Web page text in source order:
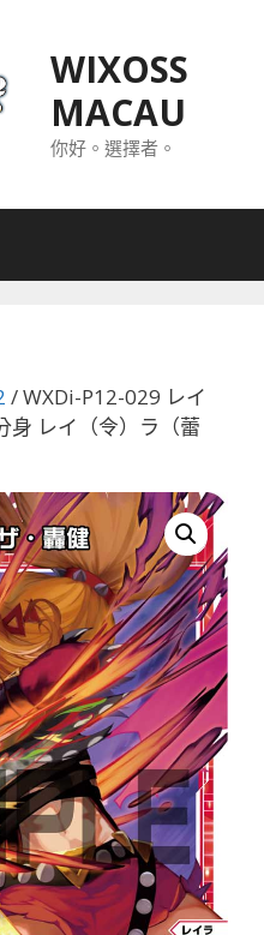
WIXOSS
MACAU
你好。選擇者。
/ WXDi-P12-029 レイ
身 レイ（令）ラ（蕾